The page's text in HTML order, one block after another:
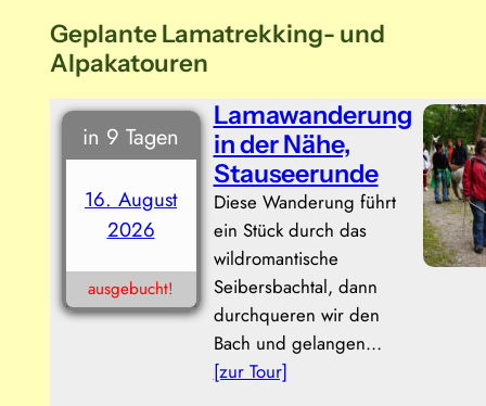
Geplante Lamatrekking- und
Alpakatouren
in 9 Tagen
16. August
2026
ausgebucht!
Lamawanderung
in der Nähe,
Stauseerunde
Diese Wanderung führt
ein Stück durch das
wildromantische
Seibersbachtal, dann
durchqueren wir den
Bach und gelangen…
[zur Tour]